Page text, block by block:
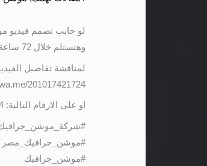
لو حابب تصمم فيديو
وهتستلم خلال 72 ساعة فقط
لمناقشة تفاصيل
201017421724
او على الارقام التالية: 01017421724 /01141501660
#موشن_جرافيك_مصر
#موشن_جرافيك